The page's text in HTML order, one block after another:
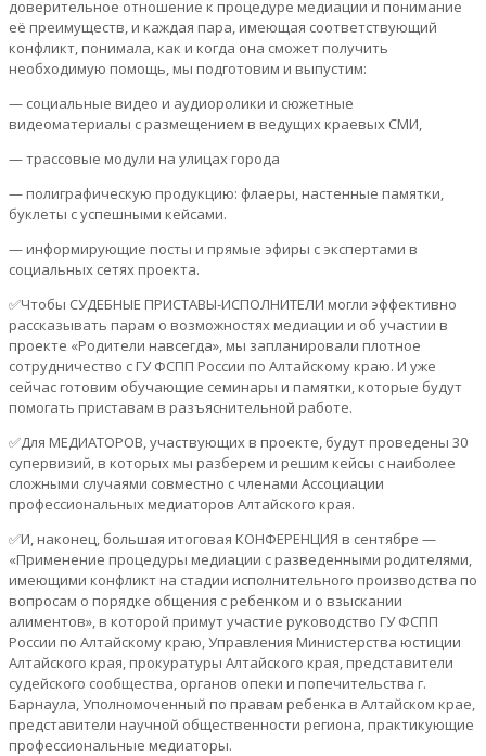
доверительное отношение к процедуре медиации и понимание
её преимуществ, и каждая пара, имеющая соответствующий
конфликт, понимала, как и когда она сможет получить
необходимую помощь, мы подготовим и выпустим:
— социальные видео и аудиоролики и сюжетные
видеоматериалы с размещением в ведущих краевых СМИ,
— трассовые модули на улицах города
— полиграфическую продукцию: флаеры, настенные памятки,
буклеты с успешными кейсами.
— информирующие посты и прямые эфиры с экспертами в
социальных сетях проекта.
✅Чтобы СУДЕБНЫЕ ПРИСТАВЫ-ИСПОЛНИТЕЛИ могли эффективно
рассказывать парам о возможностях медиации и об участии в
проекте «Родители навсегда», мы запланировали плотное
сотрудничество с ГУ ФСПП России по Алтайскому краю. И уже
сейчас готовим обучающие семинары и памятки, которые будут
помогать приставам в разъяснительной работе.
✅Для МЕДИАТОРОВ, участвующих в проекте, будут проведены 30
супервизий, в которых мы разберем и решим кейсы с наиболее
сложными случаями совместно с членами Ассоциации
профессиональных медиаторов Алтайского края.
✅И, наконец, большая итоговая КОНФЕРЕНЦИЯ в сентябре —
«Применение процедуры медиации с разведенными родителями,
имеющими конфликт на стадии исполнительного производства по
вопросам о порядке общения с ребенком и о взыскании
алиментов», в которой примут участие руководство ГУ ФСПП
России по Алтайскому краю, Управления Министерства юстиции
Алтайского края, прокуратуры Алтайского края, представители
судейского сообщества, органов опеки и попечительства г.
Барнаула, Уполномоченный по правам ребенка в Алтайском крае,
представители научной общественности региона, практикующие
профессиональные медиаторы.